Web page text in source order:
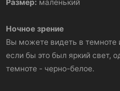
Размер: маленький
Ночное зрение
Вы можете видеть в темноте
если бы это был яркий свет,
темноте - черно-белое.